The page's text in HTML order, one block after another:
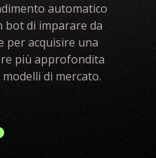
automatico
di imparare da
per acquisire una
più approfondita
di mercato.